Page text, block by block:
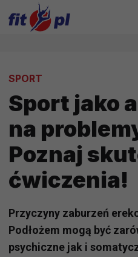
SPORT
Sport jako
na
Poznaj
ćwiczenia!
Przyczyny zaburzeń
Podłożem mogą być
psychiczne jak i